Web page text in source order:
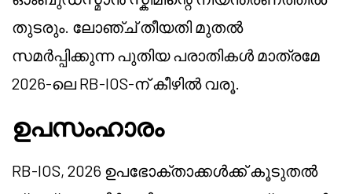
തുടരും. ലോഞ്ച് തീയതി മുതൽ
സമർപ്പിക്കുന്ന പുതിയ പരാതികൾ മാത്രമേ
2026-ലെ RB-IOS-ന് കീഴിൽ വരൂ.
ഉപസംഹാരം
RB-IOS, 2026 ഉപഭോക്താക്കൾക്ക് കൂടുതൽ